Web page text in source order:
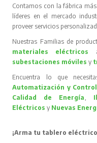
Contamos con la fábrica
líderes en el mercado
proveer servicios
Nuestras Familias de
materiales eléctricos
subestaciones móvilesy
Encuentra lo que
Automatización y Control
Calidad de Energía
Eléctricos y Nuevas
¡Arma tu tablero